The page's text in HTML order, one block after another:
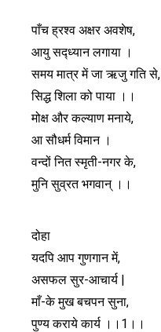
पाँच ह्रश्व अक्षर अवशेष,
आयु स‌द्ध्यान लगाया ।
समय मात्र में जा ऋजु गति से,
सिद्ध शिला को पाया ।।
मोक्ष और कल्याण मनाये,
आ सौधर्म विमान ।
वन्दों नित स्मृती-नगर के,
मुनि सुव्रत भगवान् ।।
दोहा
यदपि आप गुणगान में,
असफल सुर-आचार्य |
माँ-के मुख बचपन सुना,
पुण्य कराये कार्य ।।1।।